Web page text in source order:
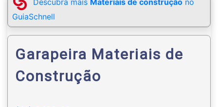
GuiaSchnell
Garapeira Materiais de
Construção